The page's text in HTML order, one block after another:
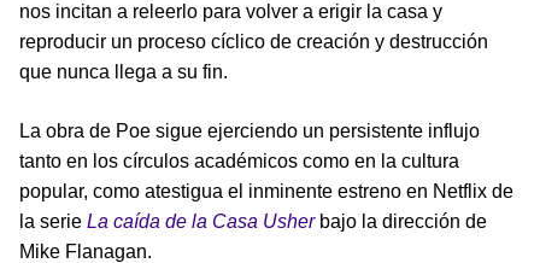
nos incitan a releerlo para volver a erigir la casa y
reproducir un proceso cíclico de creación y destrucción
que nunca llega a su fin.
La obra de Poe sigue ejerciendo un persistente influjo
tanto en los círculos académicos como en la cultura
popular, como atestigua el inminente estreno en Netflix de
la serie La caída de la Casa Usherbajo la dirección de
Mike Flanagan.